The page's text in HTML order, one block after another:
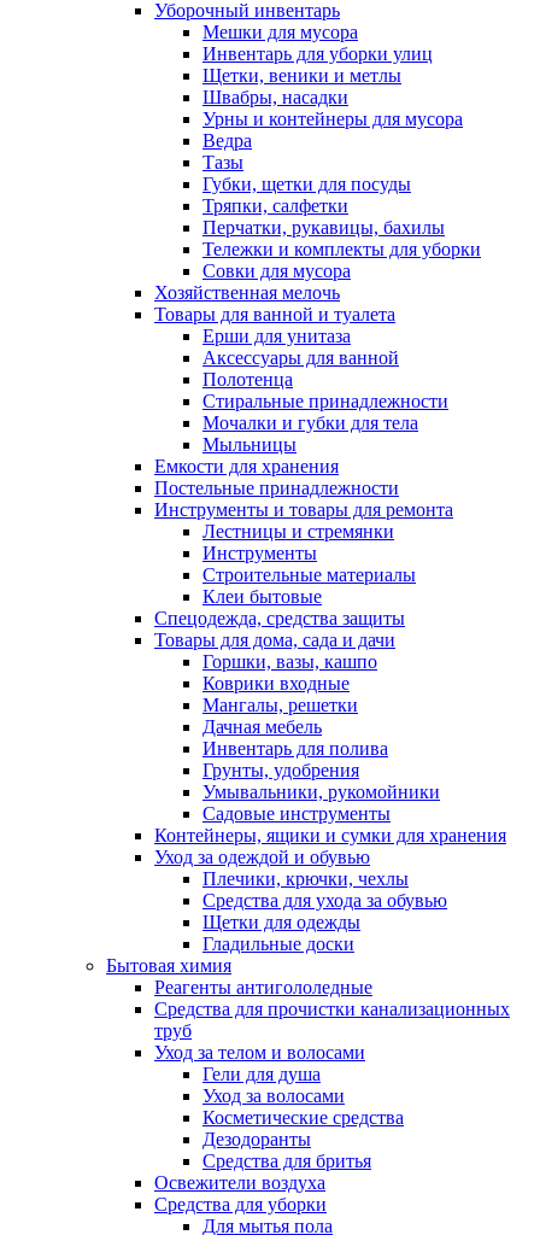
Уборочный инвентарь
Мешки для мусора
Инвентарь для уборки улиц
Щетки, веники и метлы
Швабры, насадки
Урны и контейнеры для мусора
Ведра
Тазы
Губки, щетки для посуды
Тряпки, салфетки
Перчатки, рукавицы, бахилы
Тележки и комплекты для уборки
Совки для мусора
Хозяйственная мелочь
Товары для ванной и туалета
Ерши для унитаза
Аксессуары для ванной
Полотенца
Стиральные принадлежности
Мочалки и губки для тела
Мыльницы
Емкости для хранения
Постельные принадлежности
Инструменты и товары для ремонта
Лестницы и стремянки
Инструменты
Строительные материалы
Клеи бытовые
Спецодежда, средства защиты
Товары для дома, сада и дачи
Горшки, вазы, кашпо
Коврики входные
Мангалы, решетки
Дачная мебель
Инвентарь для полива
Грунты, удобрения
Умывальники, рукомойники
Садовые инструменты
Контейнеры, ящики и сумки для хранения
Уход за одеждой и обувью
Плечики, крючки, чехлы
Средства для ухода за обувью
Щетки для одежды
Гладильные доски
Бытовая химия
Реагенты антигололедные
Средства для прочистки канализационных
труб
Уход за телом и волосами
Гели для душа
Уход за волосами
Косметические средства
Дезодоранты
Средства для бритья
Освежители воздуха
Средства для уборки
Для мытья пола